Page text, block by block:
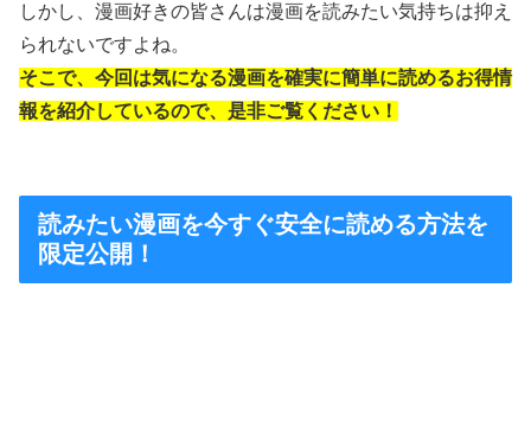
しかし、漫画好きの皆さんは漫画を読みたい気持ちは抑え
られないですよね。
そこで、今回は気になる漫画を確実に簡単に読めるお得情
報を紹介しているので、是非ご覧ください！
読みたい漫画を今すぐ安全に読める方法を
限定公開！